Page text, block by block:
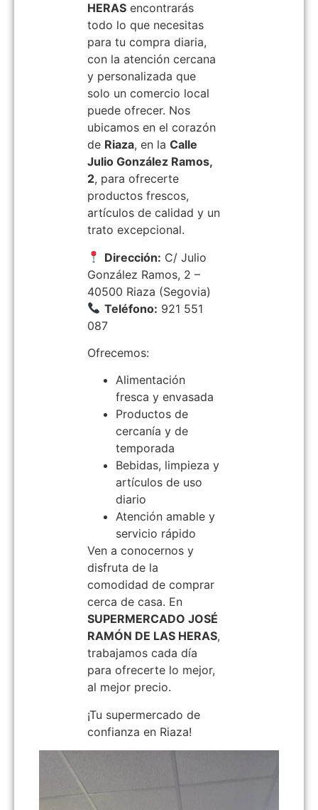
HERAS encontrarás
todo lo que necesitas
para tu compra diaria,
con la atención cercana
y personalizada que
solo un comercio local
puede ofrecer. Nos
ubicamos en el corazón
de Riaza, en laCalle
Julio González Ramos,
2, para ofrecerte
productos frescos,
artículos de calidad y un
trato excepcional.
Dirección: C/ Julio
González Ramos, 2 –
40500 Riaza (Segovia)
Teléfono: 921 551
087
Ofrecemos:
Alimentación
fresca y envasada
Productos de
cercanía y de
temporada
Bebidas, limpieza y
artículos de uso
diario
Atención amable y
servicio rápido
Ven a conocernos y
disfruta de la
comodidad de comprar
cerca de casa. En
SUPERMERCADO JOSÉ
RAMÓN DE LAS HERAS,
trabajamos cada día
para ofrecerte lo mejor,
al mejor precio.
¡Tu supermercado de
confianza en Riaza!